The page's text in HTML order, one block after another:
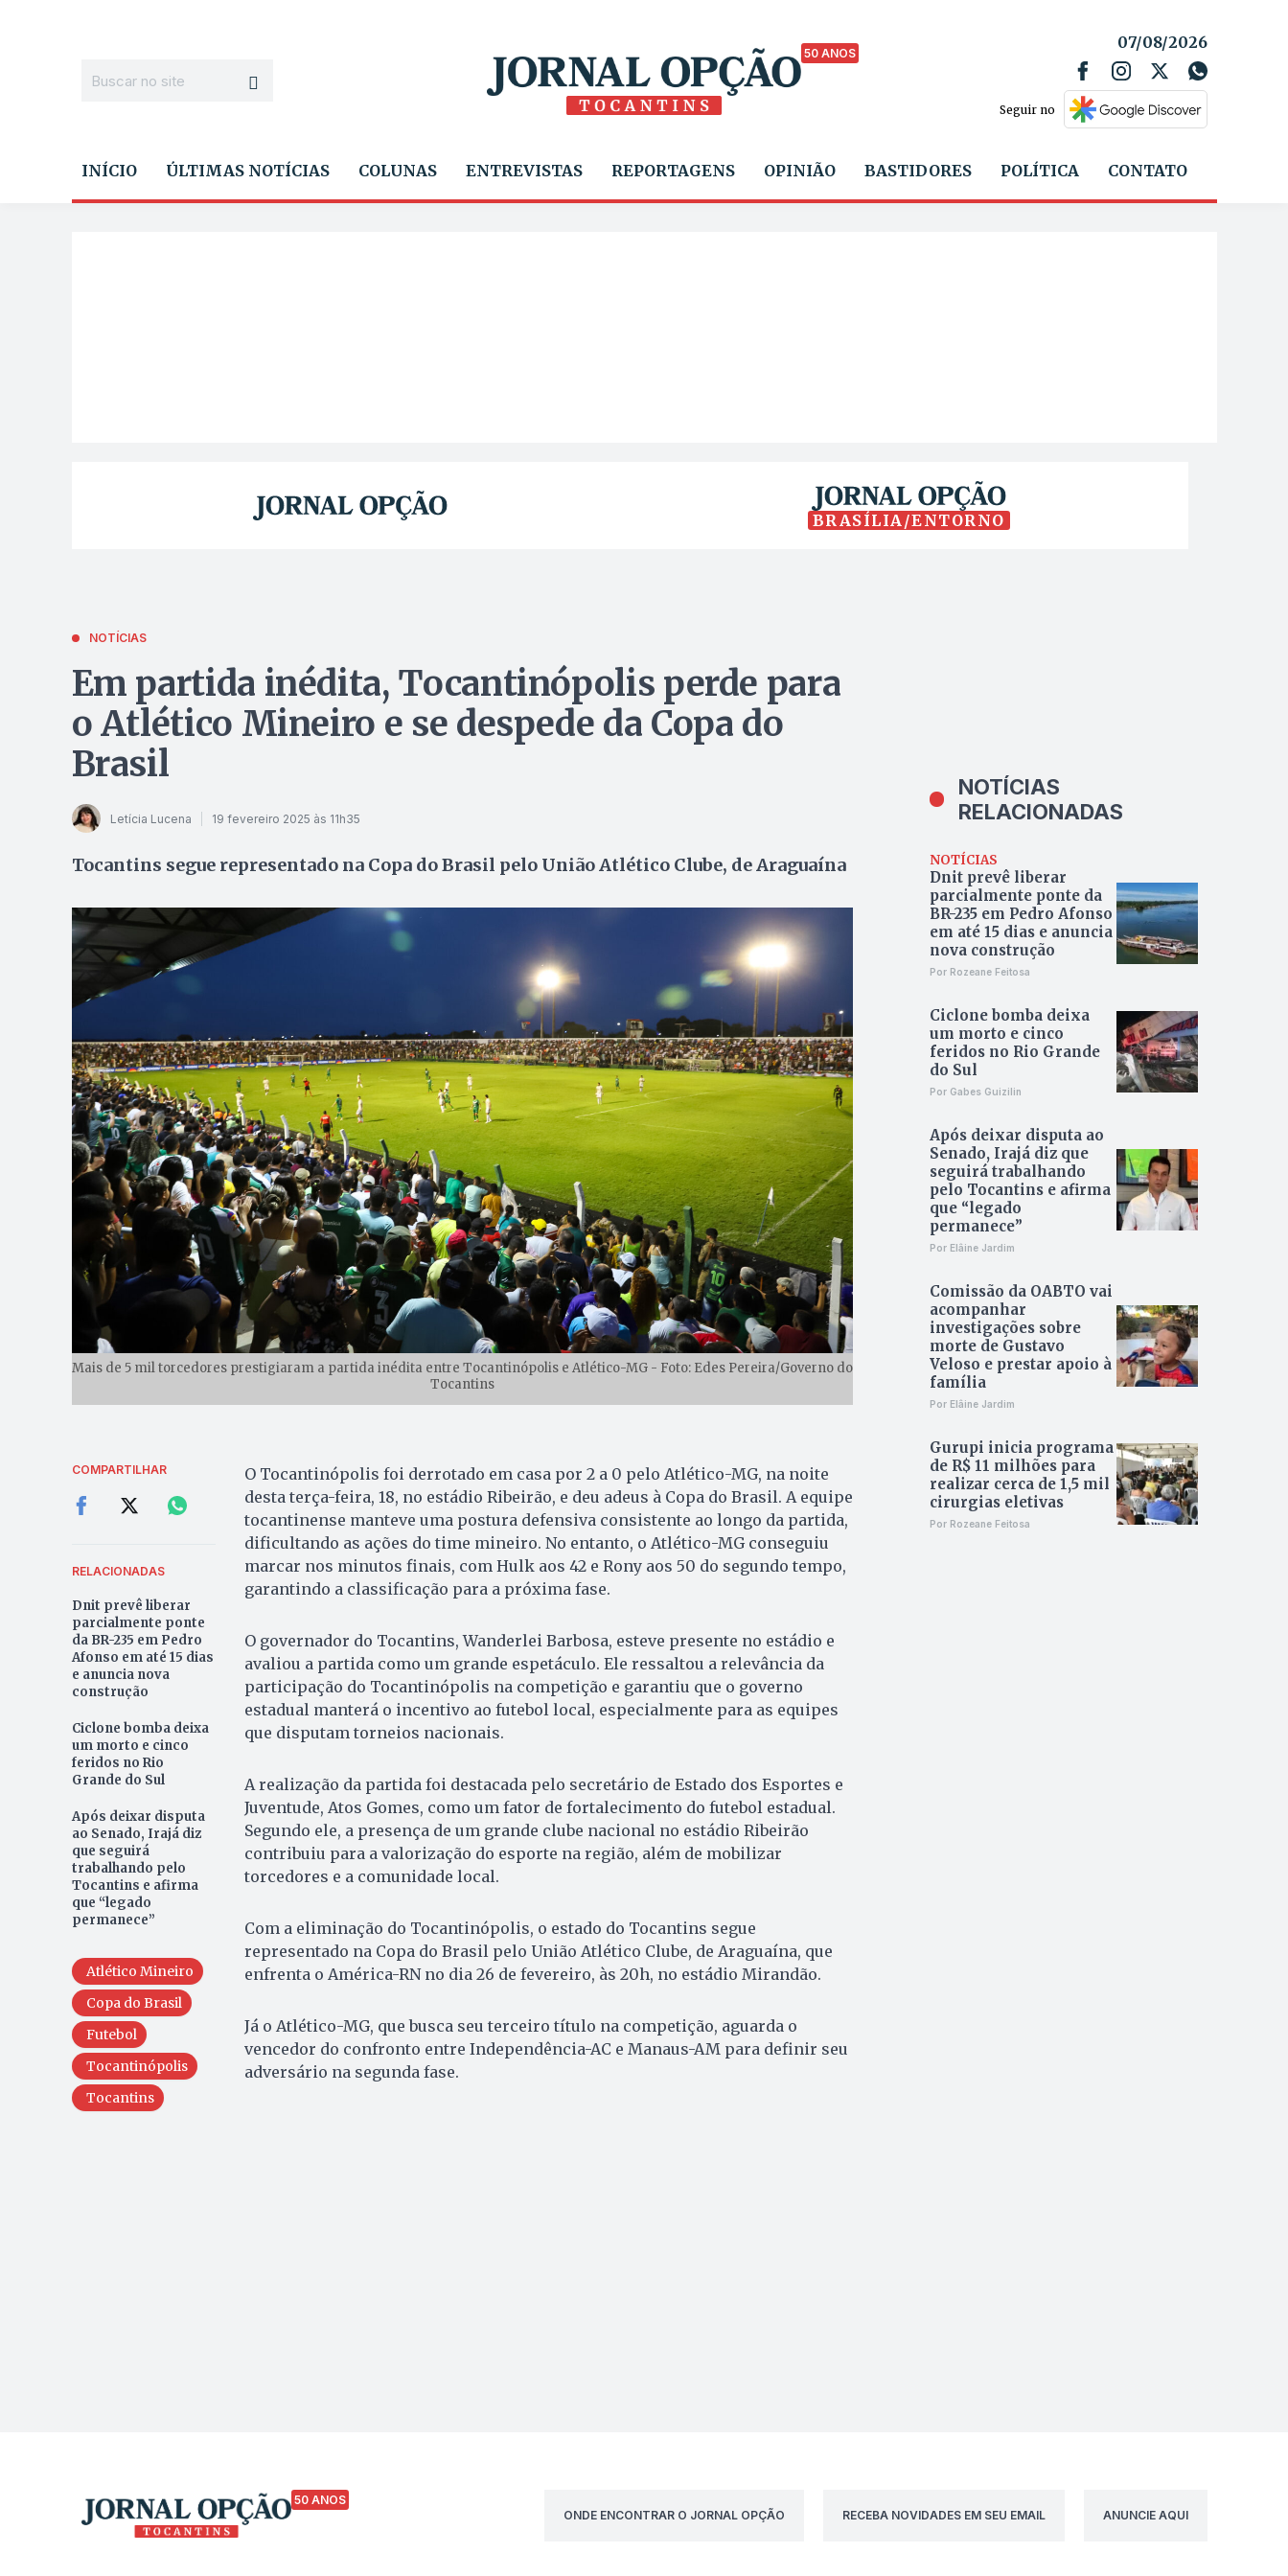
50 ANOS
07/08/2026
Seguir no
INÍCIO ÚLTIMAS NOTÍCIAS COLUNAS ENTREVISTAS REPORTAGENS OPINIÃO BASTIDORES POLÍTICA CONTATO
BRASÍLIA/ENTORNO
NOTÍCIAS
Em partida inédita, Tocantinópolis perde para
o Atlético Mineiro e se despede da Copa do
Brasil
Letícia Lucena 19 fevereiro 2025 às 11h35
Tocantins segue representado na Copa do Brasil pelo União Atlético Clube, de Araguaína
Mais de 5 mil torcedores prestigiaram a partida inédita entre Tocantinópolis e Atlético-MG - Foto: Edes Pereira/Governo do
Tocantins
COMPARTILHAR
RELACIONADAS
Dnit prevê liberar
parcialmente ponte
da BR-235 em Pedro
Afonso em até 15 dias
e anuncia nova
construção
Ciclone bomba deixa
um morto e cinco
feridos no Rio
Grande do Sul
Após deixar disputa
ao Senado, Irajá diz
que seguirá
trabalhando pelo
Tocantins e afirma
que “legado
permanece”
Atlético Mineiro
Copa do Brasil
Futebol
Tocantinópolis
Tocantins
O Tocantinópolis foi derrotado em casa por 2 a 0 pelo Atlético-MG, na noite
desta terça-feira, 18, no estádio Ribeirão, e deu adeus à Copa do Brasil. A equipe
tocantinense manteve uma postura defensiva consistente ao longo da partida,
dificultando as ações do time mineiro. No entanto, o Atlético-MG conseguiu
marcar nos minutos finais, com Hulk aos 42 e Rony aos 50 do segundo tempo,
garantindo a classificação para a próxima fase.
O governador do Tocantins, Wanderlei Barbosa, esteve presente no estádio e
avaliou a partida como um grande espetáculo. Ele ressaltou a relevância da
participação do Tocantinópolis na competição e garantiu que o governo
estadual manterá o incentivo ao futebol local, especialmente para as equipes
que disputam torneios nacionais.
A realização da partida foi destacada pelo secretário de Estado dos Esportes e
Juventude, Atos Gomes, como um fator de fortalecimento do futebol estadual.
Segundo ele, a presença de um grande clube nacional no estádio Ribeirão
contribuiu para a valorização do esporte na região, além de mobilizar
torcedores e a comunidade local.
Com a eliminação do Tocantinópolis, o estado do Tocantins segue
representado na Copa do Brasil pelo União Atlético Clube, de Araguaína, que
enfrenta o América-RN no dia 26 de fevereiro, às 20h, no estádio Mirandão.
Já o Atlético-MG, que busca seu terceiro título na competição, aguarda o
vencedor do confronto entre Independência-AC e Manaus-AM para definir seu
adversário na segunda fase.
NOTÍCIAS
RELACIONADAS
NOTÍCIAS
Dnit prevê liberar
parcialmente ponte da
BR-235 em Pedro Afonso
em até 15 dias e anuncia
nova construção
Por Rozeane Feitosa
Ciclone bomba deixa
um morto e cinco
feridos no Rio Grande
do Sul
Por Gabes Guizilin
Após deixar disputa ao
Senado, Irajá diz que
seguirá trabalhando
pelo Tocantins e afirma
que “legado
permanece”
Por Elâine Jardim
Comissão da OABTO vai
acompanhar
investigações sobre
morte de Gustavo
Veloso e prestar apoio à
família
Por Elâine Jardim
Gurupi inicia programa
de R$ 11 milhões para
realizar cerca de 1,5 mil
cirurgias eletivas
Por Rozeane Feitosa
50 ANOS
ONDE ENCONTRAR O JORNAL OPÇÃO
RECEBA NOVIDADES EM SEU EMAIL ANUNCIE AQUI